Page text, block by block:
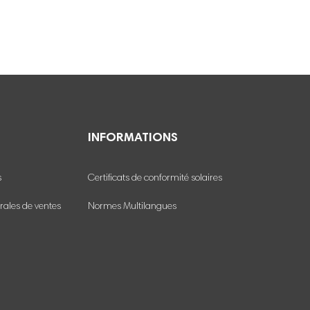
de ventes
INFORMATIONS
Certificats de conformité solaires
Normes Multilangues